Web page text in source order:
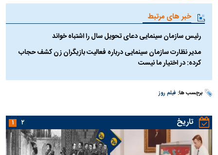
خبر های مرتبط
رئیس سازمان سینمایی دعای تحویل سال را اشتباه خواند
مدیر نظارت سازمان سینمایی درباره فعالیت بازیگران زن کشف حجاب
کرده: در اختیار ما نیست
برچسب ها: فیلم روز
تاریخ ۱ ۲